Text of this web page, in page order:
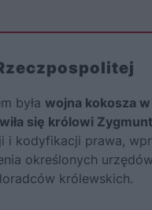
była wojna kokosza
się królowi
i kodyfikacji prawa,
określonych
królewskich.